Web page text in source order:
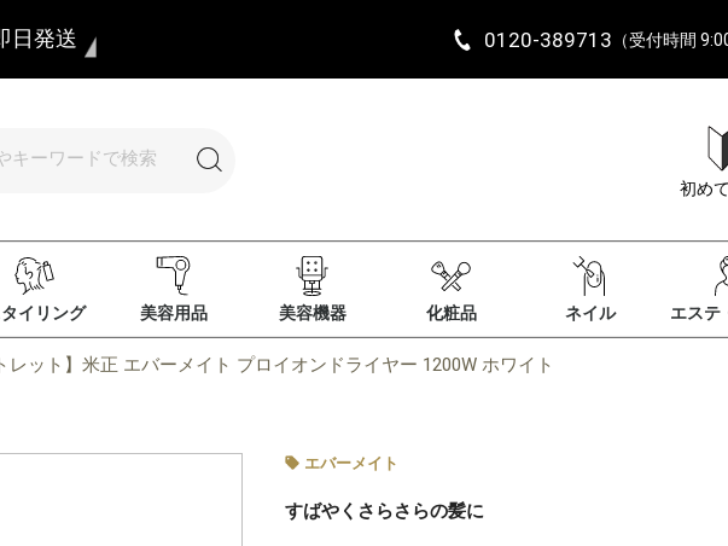
日発送 0120-389713 （受付時間
初め
タイリング 美容用品 美容機器 化粧品 ネイル エステ
レット】米正 エバーメイト プロイオンドライヤー 1200W ホワイト
エバーメイト
すばやくさらさらの髪に